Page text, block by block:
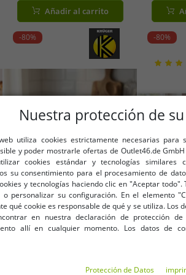
con visera plana y cierre
ajustable – Azul
Añadir al carrito
-80%
Tallas disponibles
Jarra de leche clásica KRÜGER
-80%
Cazo
Nuestra protección de
utiliza cookies estrictamente necesarias
y poder mostrarle ofertas de Outlet46.de
cookies estándar y tecnologías similares
su consentimiento para el procesamiento de
y tecnologías haciendo clic en "Aceptar
o personalizar su configuración. En el elemento
qué cookie es responsable de qué y se utiliza. Los
en nuestra declaración de protección
allí en cualquier momento. Los datos de
Protección de Datos